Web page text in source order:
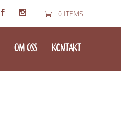
0 ITEMS
OM OSS KONTAKT